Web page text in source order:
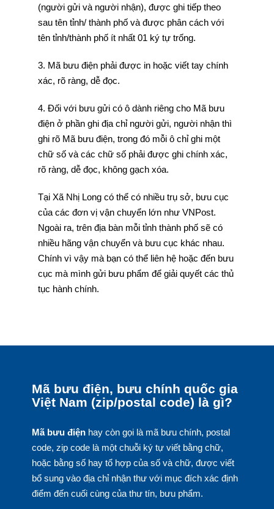
(người gửi và người nhận), được ghi tiếp theo
sau tên tỉnh/ thành phố và được phân cách với
tên tỉnh/thành phố ít nhất 01 ký tự trống.
3. Mã bưu điện phải được in hoặc viết tay chính
xác, rõ ràng, dễ đọc.
4. Đối với bưu gửi có ô dành riêng cho Mã bưu
điện ở phần ghi địa chỉ người gửi, người nhận thì
ghi rõ Mã bưu điện, trong đó mỗi ô chỉ ghi một
chữ số và các chữ số phải được ghi chính xác,
rõ ràng, dễ đọc, không gạch xóa.
Tại Xã Nhị Long có thể có nhiều trụ sở, bưu cục
của các đơn vị vận chuyển lớn như VNPost.
Ngoài ra, trên địa bàn mỗi tỉnh thành phố sẽ có
nhiều hãng vận chuyển và bưu cục khác nhau.
Chính vì vậy mà bạn có thể liên hệ hoặc đến bưu
cục mà mình gửi bưu phẩm để giải quyết các thủ
tục hành chính.
Mã bưu điện, bưu chính quốc gia
Việt Nam (zip/postal code) là gì?
Mã bưu điệnhay còn gọi là mã bưu chính, postal
code, zip code là một chuỗi ký tự viết bằng chữ,
hoặc bằng số hay tổ hợp của số và chữ, được viết
bổ sung vào địa chỉ nhận thư với mục đích xác định
điểm đến cuối cùng của thư tín, bưu phẩm.